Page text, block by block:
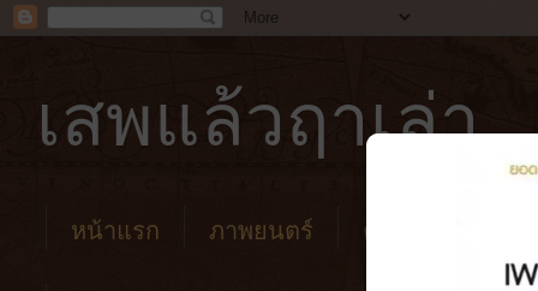
เสพแล้วฤาเล่า
หน้าแรก ภาพยนตร์ คาเฟ่